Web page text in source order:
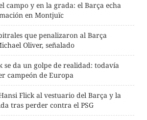
campo y en la grada: el Barça echa
en Montjuïc
que penalizaron al Barça
Oliver, señalado
se da un golpe de realidad: todavía
campeón de Europa
Flick al vestuario del Barça y la
tras perder contra el PSG